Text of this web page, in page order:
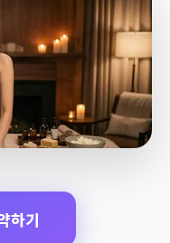
하기